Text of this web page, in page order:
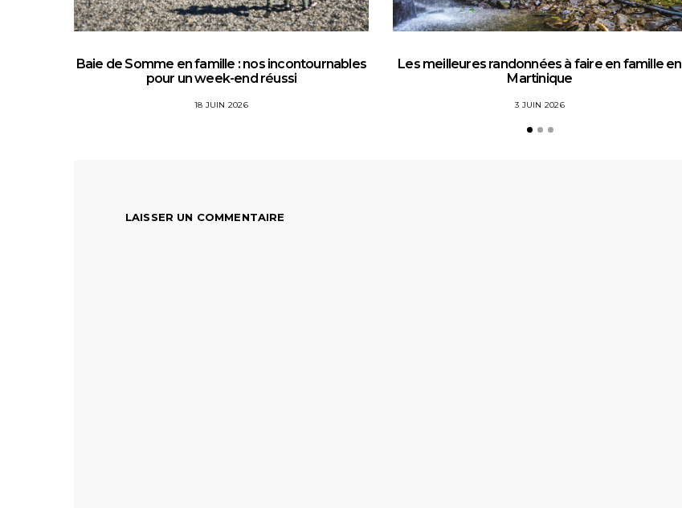
Baie de Somme en famille : nos incontournables
pour un week-end réussi
18 JUIN 2026
Les meilleures randonnées à faire en famille en
Martinique
3 JUIN 2026
LAISSER UN COMMENTAIRE